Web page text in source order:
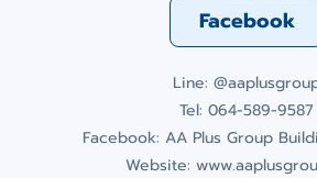
Facebook
Line:
Tel: 064-589-9587
Facebook: AA Plus Group
Website: